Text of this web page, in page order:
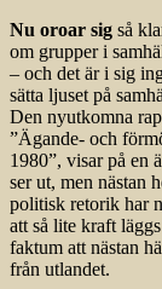
Nu oroar sig så
om grupper i
– och det är i sig
sätta ljuset på
Den nyutkomna
”Ägande- och
1980”, visar på en
ser ut, men nästan
politisk retorik har
att så lite kraft
faktum att nästan
från utlandet.